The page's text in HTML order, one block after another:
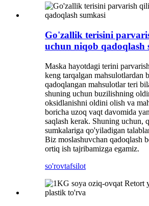
Go'zallik terisini
uchun niqob qadoqlash
Maska hayotdagi terini
keng tarqalgan mahsulotlardan
qadoqlangan mahsulotlar teri
shuning uchun buzilishning
oksidlanishni oldini olish va
boricha uzoq vaqt davomida
saqlash kerak. Shuning uchun,
sumkalariga qo'yiladigan
Biz moslashuvchan qadoqlash
ortiq ish tajribamizga egamiz.
so'rovtafsilot